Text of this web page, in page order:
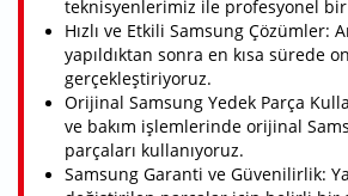
teknisyenlerimiz ile profesyonel
Hızlı ve Etkili Samsung Çözümler:
yapıldıktan sonra en kısa sürede
gerçekleştiriyoruz.
Orijinal Samsung Yedek Parça
ve bakım işlemlerinde orijinal
parçaları kullanıyoruz.
Samsung Garanti ve Güvenilirlik: